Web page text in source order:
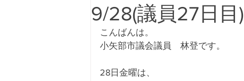
9/28(議員27日目)
こんばんは。
小矢部市議会議員　林登です。
28日金曜は、